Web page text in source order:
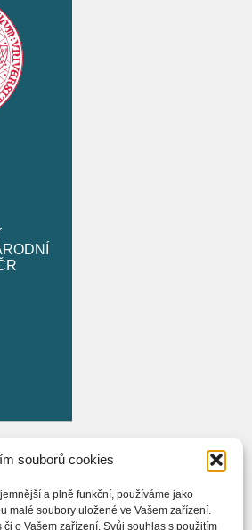
souborů cookies
a plně funkční, používáme jako
malé soubory uložené ve Vašem zařízení.
o Vašem zařízení. Svůj souhlas s použitím